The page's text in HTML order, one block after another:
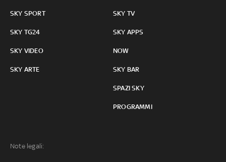
SKY SPORT
SKY TG24
SKY VIDEO
SKY ARTE
SKY TV
SKY APPS
NOW
SKY BAR
SPAZI SKY
PROGRAMMI
Note legali: